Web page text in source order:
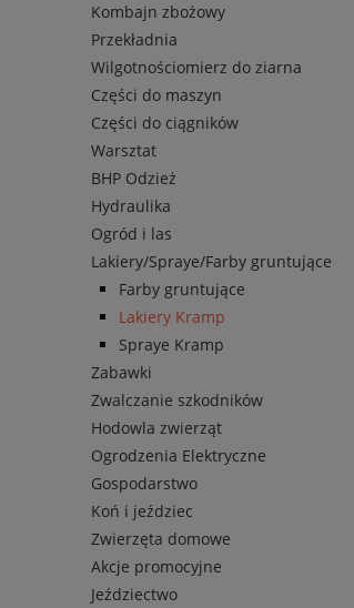
Kombajn zbożowy
Przekładnia
Wilgotnościomierz do ziarna
Części do maszyn
Części do ciągników
Warsztat
BHP Odzież
Hydraulika
Ogród i las
Lakiery/Spraye/Farby gruntujące
Farby gruntujące
Lakiery Kramp
Spraye Kramp
Zabawki
Zwalczanie szkodników
Hodowla zwierząt
Ogrodzenia Elektryczne
Gospodarstwo
Koń i jeździec
Zwierzęta domowe
Akcje promocyjne
Jeździectwo